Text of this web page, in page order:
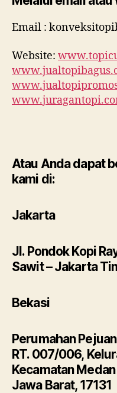
Email :
Website:
Atau Anda dapat
kami di:
Jakarta
Jl. Pondok Kopi
Sawit – Jakarta
Bekasi
Perumahan
RT. 007/006,
Kecamatan
Jawa Barat, 17131